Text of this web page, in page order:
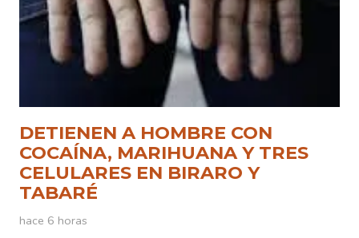
DETIENEN A HOMBRE CON
COCAÍNA, MARIHUANA Y TRES
CELULARES EN BIRARO Y
TABARÉ
hace 6 horas